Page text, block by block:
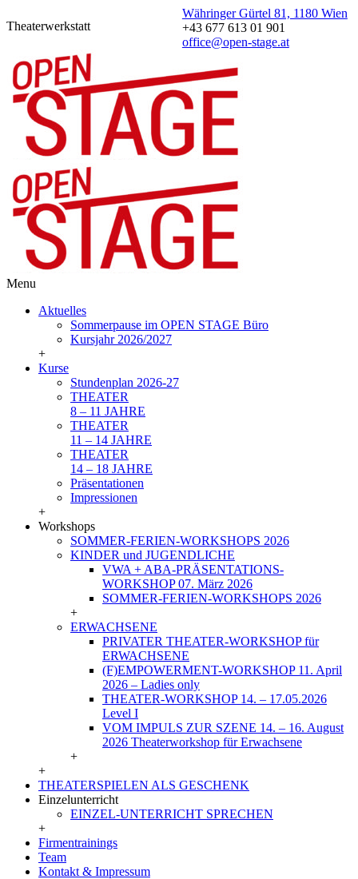
Theaterwerkstatt
Währinger Gürtel 81, 1180 Wien
+43 677 613 01 901
office@open-stage.at
Menu
Aktuelles
Sommerpause im OPEN STAGE Büro
Kursjahr 2026/2027
+
Kurse
Stundenplan 2026-27
THEATER
8 – 11 JAHRE
THEATER
11 – 14 JAHRE
THEATER
14 – 18 JAHRE
Präsentationen
Impressionen
+
Workshops
SOMMER-FERIEN-WORKSHOPS 2026
KINDER und JUGENDLICHE
VWA + ABA-PRÄSENTATIONS-
WORKSHOP 07. März 2026
SOMMER-FERIEN-WORKSHOPS 2026
+
ERWACHSENE
PRIVATER THEATER-WORKSHOP für
ERWACHSENE
(F)EMPOWERMENT-WORKSHOP 11. April
2026 – Ladies only
THEATER-WORKSHOP 14. – 17.05.2026
Level I
VOM IMPULS ZUR SZENE 14. – 16. August
2026 Theaterworkshop für Erwachsene
+
+
THEATERSPIELEN ALS GESCHENK
Einzelunterricht
EINZEL-UNTERRICHT SPRECHEN
+
Firmentrainings
Team
Kontakt & Impressum